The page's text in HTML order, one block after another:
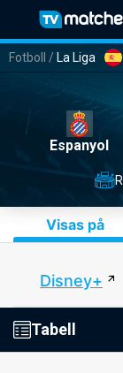
Fotboll / La Liga
Espanyol
Visas på
Disney+
Tabell